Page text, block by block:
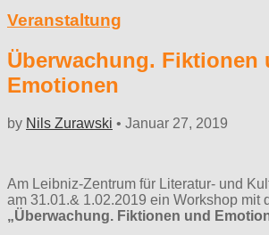
Veranstaltung
Überwachung. Fiktionen
Emotionen
by Nils Zurawski • Januar 27, 2019
Am Leibniz-Zentrum für Literatur- und
am 31.01.& 1.02.2019 ein Workshop mit
„Überwachung. Fiktionen und